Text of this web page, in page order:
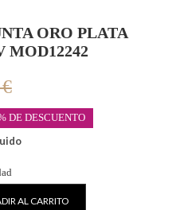
ORO PLATA
MOD12242
DE DESCUENTO
AL CARRITO